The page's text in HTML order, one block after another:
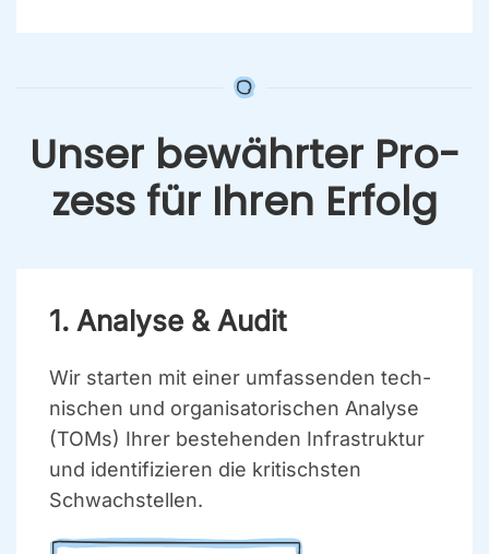
Unser bewähr­ter Pro­
zess für Ihren Erfolg
1. Ana­ly­se & Audit
Wir star­ten mit einer umfas­sen­den tech­
ni­schen und orga­ni­sa­to­ri­schen Ana­ly­se
(TOMs) Ihrer bestehen­den Infra­struk­tur
und iden­ti­fi­zie­ren die kri­tischs­ten
Schwach­stel­len.